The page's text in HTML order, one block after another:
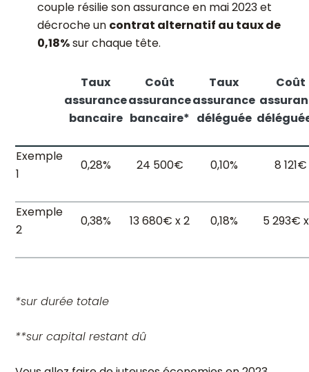
couple résilie son assurance en mai 2023 et
décroche un contrat alternatif au taux de
0,18%sur chaque tête.
Taux
assurance
bancaire
Coût
assurance
bancaire*
Taux
assurance
déléguée
Coût
Exemple
1
0,28% 24 500€ 0,10% 8 121€
Exemple
2
0,38% 13 680€ x 2 0,18% 5 293€
*sur durée totale
**sur capital restant dû